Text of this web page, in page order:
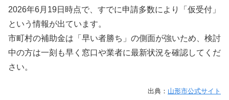
2026年6月19日時点で、すでに申請多数により「仮受付」
という情報が出ています。
市町村の補助金は「早い者勝ち」の側面が強いため、検討
中の方は一刻も早く窓口や業者に最新状況を確認してくだ
さい。
出典： 山形市公式サイト